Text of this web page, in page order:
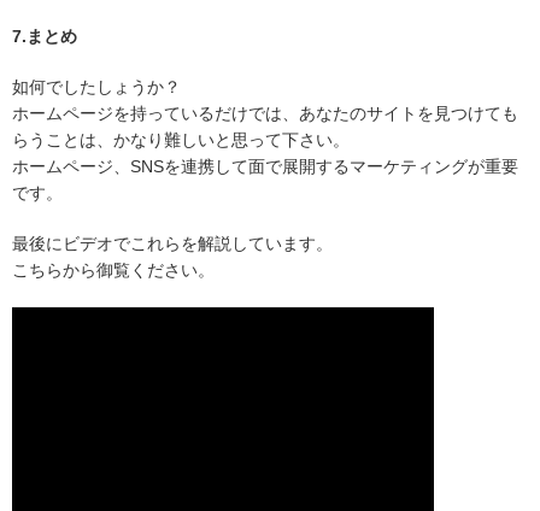
7.まとめ
如何でしたしょうか？
ホームページを持っているだけでは、あなたのサイトを見つけても
らうことは、かなり難しいと思って下さい。
ホームページ、SNSを連携して面で展開するマーケティングが重要
です。
最後にビデオでこれらを解説しています。
こちらから御覧ください。